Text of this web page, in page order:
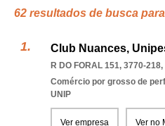
62 resultados de busca
Club Nuances,
R DO FORAL 151, 3770-218,
Comércio por grosso de
UNIP
Ver empresa Ver no